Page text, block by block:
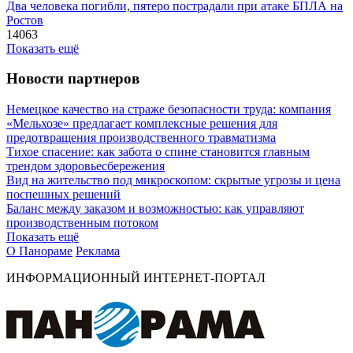
Два человека погибли, пятеро пострадали при атаке БПЛА на
Ростов
14063
Показать ещё
Новости партнеров
Немецкое качество на страже безопасности труда: компания
«Мельхозе» предлагает комплексные решения для
предотвращения производственного травматизма
Тихое спасение: как забота о спине становится главным
трендом здоровьесбережения
Вид на жительство под микроскопом: скрытые угрозы и цена
поспешных решений
Баланс между заказом и возможностью: как управляют
производственным потоком
Показать ещё
О Панораме Реклама
ИНФОРМАЦИОННЫЙ ИНТЕРНЕТ-ПОРТАЛ